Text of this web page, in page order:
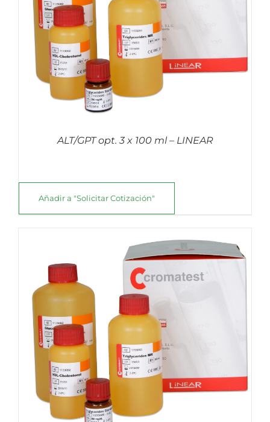
ALT/GPT opt. 3 x 100 ml – LINEAR
Añadir a "Solicitar Cotización"